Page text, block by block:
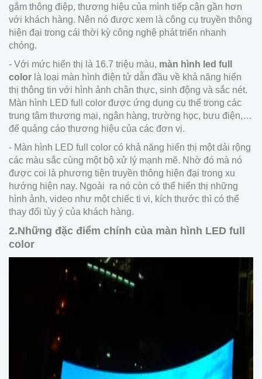
gắm thông điệp, thương hiệu của mình tiếp cận gần hơn
với khách hàng. Nên nó được xem là công cụ truyền thông
hiện đại trong cái thời kỳ công nghệ phát triển nhanh
chóng.
- Với mức hiển thị là 16.7 triệu màu, màn hình led full
color là loại màn hình điện tử dẫn đầu về khả năng hiển
thị thông tin với hình ảnh chân thực, sinh động và sắc nét.
Màn hình LED full color được ứng dụng cụ thể trong các
trung tâm thương mại, ngân hàng, trường học, bưu điện,…
để quảng cáo thương hiệu của các đơn vị.
- Màn hình LED full color có khả năng hiển thị một dải rộng
các màu sắc cùng một bộ xử lý mạnh mẽ. Nhờ đó mà nó
được coi là phương tiện truyền thông hiện đại trong xu
hướng hiện nay. Ngoài ra nó còn có thể hiển thị những
hình ảnh, video như một chiếc ti vi, kích thước thì có thể
thay đổi tùy ý của khách hàng.
2.Những đặc điểm chính của màn hình LED full
color